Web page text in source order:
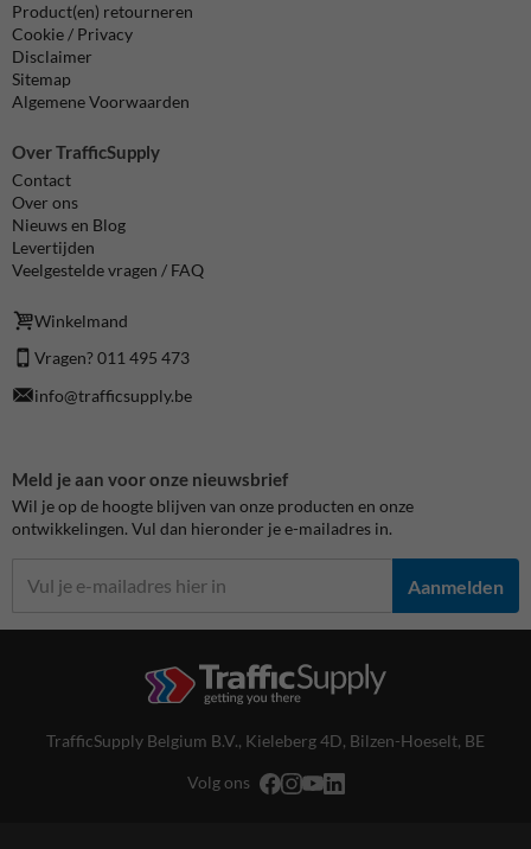
Product(en) retourneren
Cookie / Privacy
Disclaimer
Sitemap
Algemene Voorwaarden
Over TrafficSupply
Contact
Over ons
Nieuws en Blog
Levertijden
Veelgestelde vragen / FAQ
Winkelmand
Vragen? 011 495 473
info@trafficsupply.be
Meld je aan voor onze nieuwsbrief
Wil je op de hoogte blijven van onze producten en onze
ontwikkelingen. Vul dan hieronder je e-mailadres in.
Aanmelden
TrafficSupply Belgium B.V., Kieleberg 4D, Bilzen-Hoeselt, BE
Volg ons